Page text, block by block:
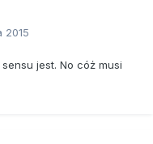
2015
jest. No cóż musi